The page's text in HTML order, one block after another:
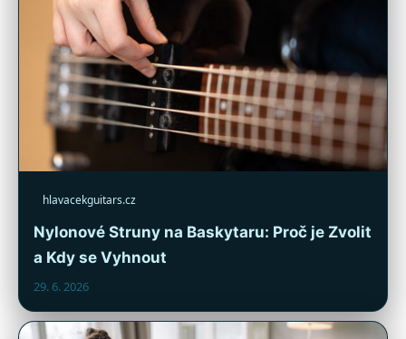
hlavacekguitars.cz
Nylonové Struny na Baskytaru: Proč je Zvolit
a Kdy se Vyhnout
29. 6. 2026